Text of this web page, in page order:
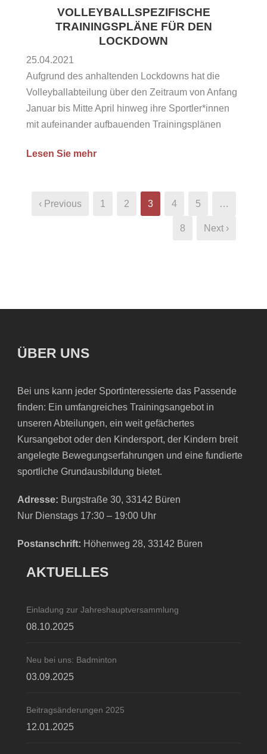
VOLLEYBALLSPEZIFISCHE
TRAININGSPLÄNE FÜR DEN
LOCKDOWN
25.04.2021
Aufgrund des anhaltenden Lockdowns hat die
Volleyballabteilung über den Zeitraum von Anfang
Januar bis Mitte April hinweg ihre Sportler*innen
mit aufeinander aufbauenden Trainingsplänen
20ten Trainingsprogramms möchten wir das
verloren gehen, stellen wir sie hier allen Athleten
Lesen Sie mehr
‹ Previous 1 2 3 4 5 …
8 Next ›
ÜBER UNS
Bei uns kann jeder Sportinteressierte das Passende
finden: Ein umfangreiches Trainingsangebot in
unseren Abteilungen, ein weit gefächertes
Kursangebot oder den Kindersport, der Kindern breit
angelegte Bewegungserfahrungen und eine fundierte
sportliche Grundausbildung bietet.
Adresse: Burgstraße 30, 33142 Büren
Nur Dienstags 17:30 – 19:00 Uhr
Postanschrift: Höhenweg 28, 33142 Büren
AKTUELLES
Einladung zur Jahreshauptversammlung
08.10.2025
Neu bei uns: Badminton
03.09.2025
Beitragsänderungen 2025
12.01.2025